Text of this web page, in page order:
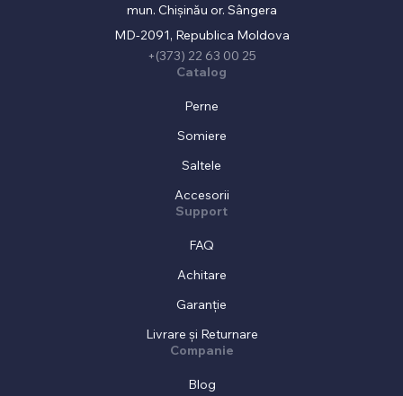
mun. Chișinău or. Sângera
MD-2091, Republica Moldova
+(373) 22 63 00 25
Catalog
Perne
Somiere
Saltele
Accesorii
Support
FAQ
Achitare
Garanție
Livrare și Returnare
Companie
Blog